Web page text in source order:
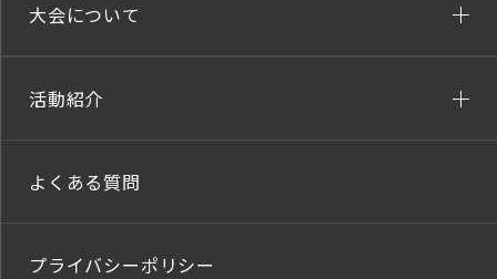
大会について
活動紹介
よくある質問
プライバシーポリシー